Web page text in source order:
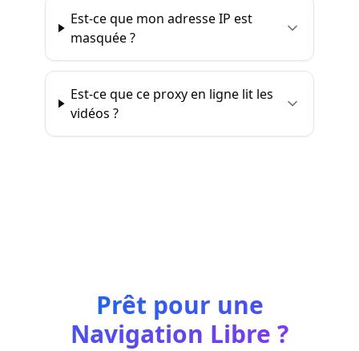
Est-ce que mon adresse IP est
masquée ?
Est-ce que ce proxy en ligne lit les
vidéos ?
Prêt pour une
Navigation Libre ?